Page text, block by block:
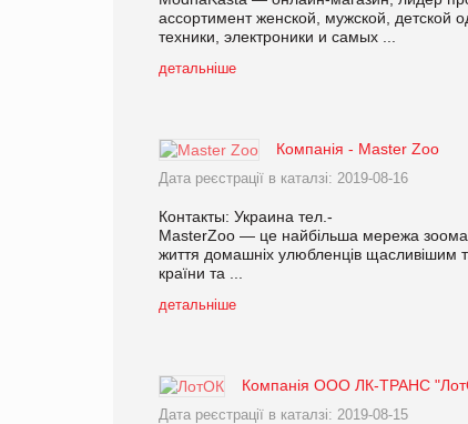
ассортимент женской, мужской, детской
техники, электроники и самых ...
детальніше
Компанія - Master Zoo
Дата реєстрації в каталзі: 2019-08-16
Контакты: Украина тел.-
MasterZoo — це найбільша мережа
життя домашніх улюбленців щасливішим
країни та ...
детальніше
Компанія ООО ЛК-ТРАНС
Дата реєстрації в каталзі: 2019-08-15